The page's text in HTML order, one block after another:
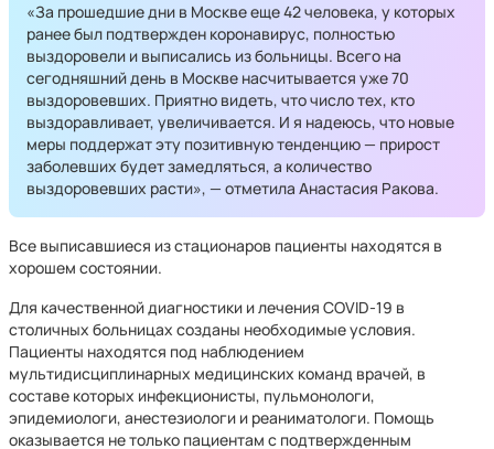
«За прошедшие дни в Москве еще 42 человека, у которых
ранее был подтвержден коронавирус, полностью
выздоровели и выписались из больницы. Всего на
сегодняшний день в Москве насчитывается уже 70
выздоровевших. Приятно видеть, что число тех, кто
выздоравливает, увеличивается. И я надеюсь, что новые
меры поддержат эту позитивную тенденцию — прирост
заболевших будет замедляться, а количество
выздоровевших расти», — отметила Анастасия Ракова.
Все выписавшиеся из стационаров пациенты находятся в
хорошем состоянии.
Для качественной диагностики и лечения COVID-19 в
столичных больницах созданы необходимые условия.
Пациенты находятся под наблюдением
мультидисциплинарных медицинских команд врачей, в
составе которых инфекционисты, пульмонологи,
эпидемиологи, анестезиологи и реаниматологи. Помощь
оказывается не только пациентам с подтвержденным